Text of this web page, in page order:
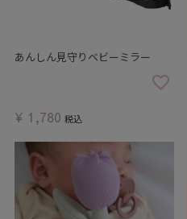
あんしん見守りベビーミラー
¥ 1,780 税込